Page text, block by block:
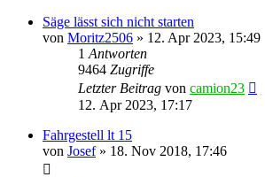
Säge lässt sich nicht starten
von Moritz2506 » 12. Apr 2023, 15:49
1 Antworten
9464 Zugriffe
Letzter Beitrag von camion23
12. Apr 2023, 17:17
Fahrgestell lt 15
von Josef» 18. Nov 2018, 17:46